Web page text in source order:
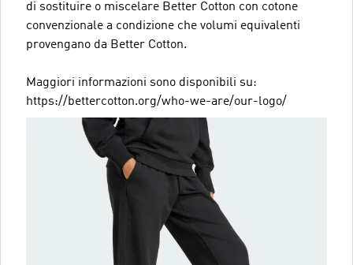
di sostituire o miscelare Better Cotton con cotone
convenzionale a condizione che volumi equivalenti
provengano da Better Cotton.
Maggiori informazioni sono disponibili su:
https://bettercotton.org/who-we-are/our-logo/